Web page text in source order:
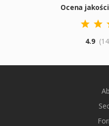
Ocena
4.9